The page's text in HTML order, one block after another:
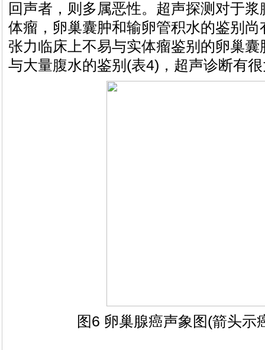
回声者，则多属恶性。超声探测对于
体瘤，卵巢囊肿和输卵管积水的鉴别
张力临床上不易与实体瘤鉴别的卵巢
与大量腹水的鉴别(表4)，超声诊断有
图6 卵巢腺癌声象图(箭头示